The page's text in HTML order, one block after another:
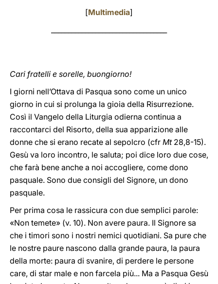
[Multimedia]
Cari fratelli e sorelle, buongiorno!
I giorni nell’Ottava di Pasqua sono come un unico
giorno in cui si prolunga la gioia della Risurrezione.
Così il Vangelo della Liturgia odierna continua a
raccontarci del Risorto, della sua apparizione alle
donne che si erano recate al sepolcro (cfr Mt 28,8-15).
Gesù va loro incontro, le saluta; poi dice loro due cose,
che farà bene anche a noi accogliere, come dono
pasquale. Sono due consigli del Signore, un dono
pasquale.
Per prima cosa le rassicura con due semplici parole:
«Non temete» (v. 10). Non avere paura. Il Signore sa
che i timori sono i nostri nemici quotidiani. Sa pure che
le nostre paure nascono dalla grande paura, la paura
della morte: paura di svanire, di perdere le persone
care, di star male e non farcela più... Ma a Pasqua Gesù